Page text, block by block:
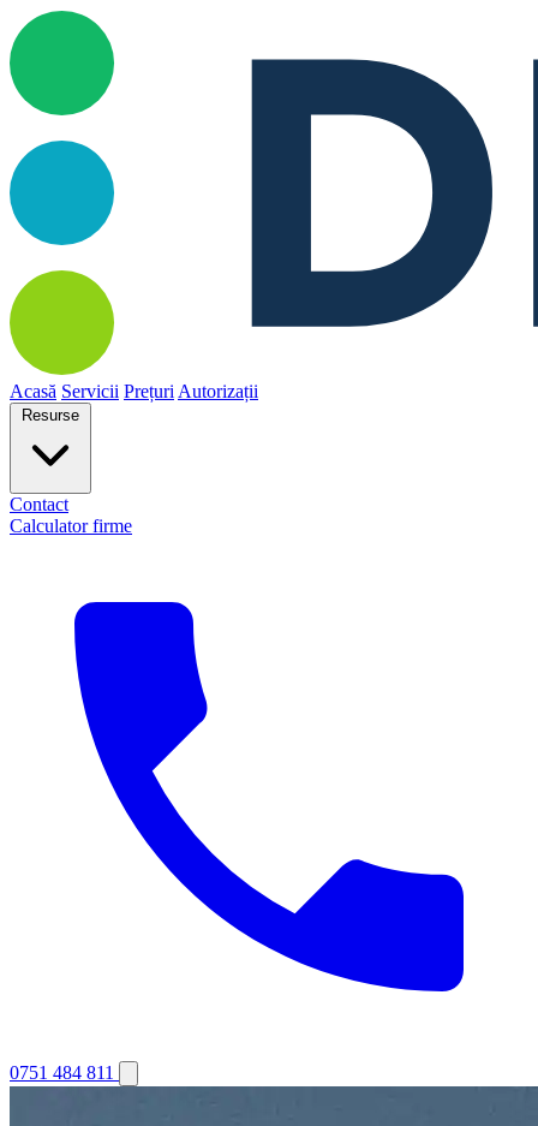
Acasă Servicii Prețuri Autorizații
Resurse
Contact
Calculator firme
0751 484 811